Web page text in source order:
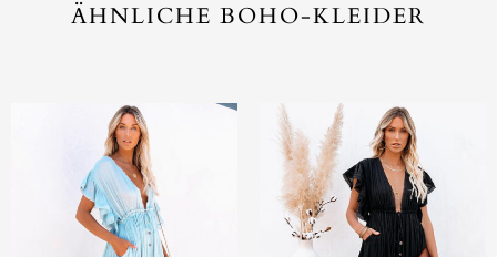
ÄHNLICHE BOHO-KLEIDER